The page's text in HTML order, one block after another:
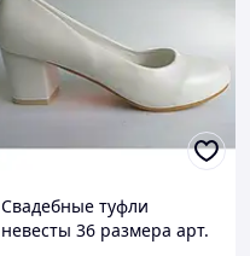
Свадебные туфли
невесты 36 размера арт.